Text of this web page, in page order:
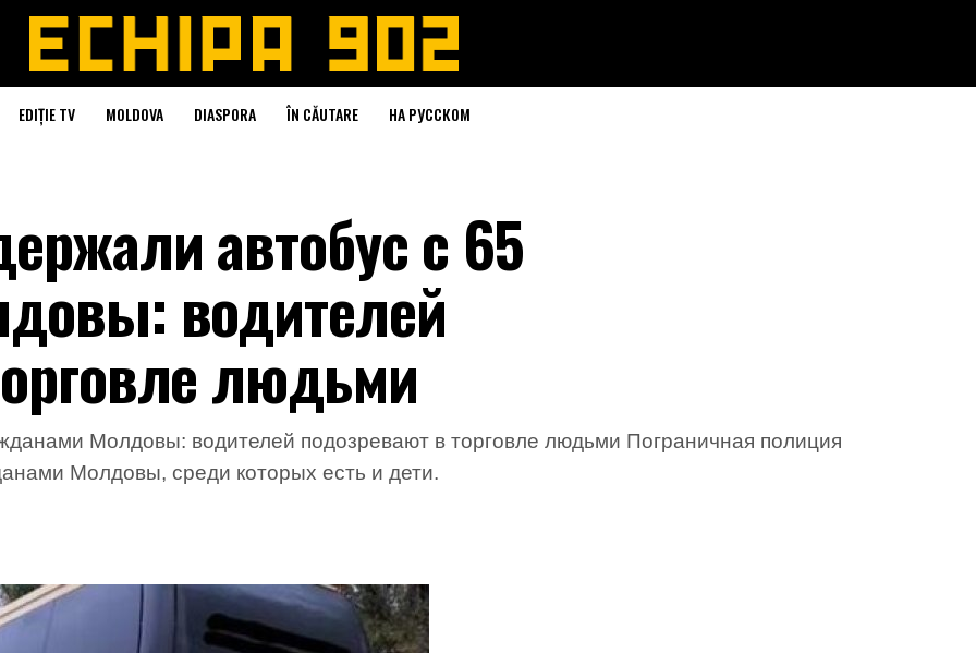
EDIȚIE TV MOLDOVA DIASPORA ÎN CĂUTARE НА РУССКОМ
автобус с 65
водителей
людьми
Молдовы: водителей подозревают в торговле людьми Пограничная полиция
Молдовы, среди которых есть и дети.